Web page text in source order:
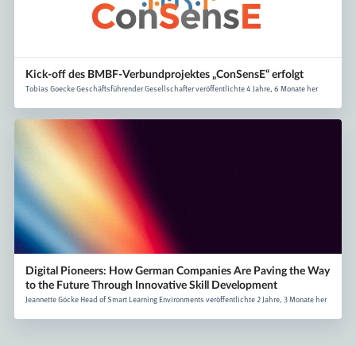
Kick-off des BMBF-Verbundprojektes „ConSensE“ erfolgt
Tobias Goecke Geschäftsführender Gesellschafter veröffentlichte 4 Jahre, 6 Monate her
Digital Pioneers: How German Companies Are Paving the Way
to the Future Through Innovative Skill Development
Jeannette Göcke Head of Smart Learning Environments veröffentlichte 2 Jahre, 3 Monate her